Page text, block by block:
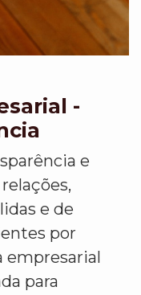
-
e
e de
por
para